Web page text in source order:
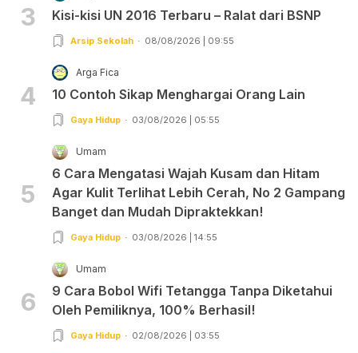
3 Kisi-kisi UN 2016 Terbaru – Ralat dari BSNP
Arsip Sekolah 08/08/2026 | 09:55
4
Arga Fica
10 Contoh Sikap Menghargai Orang Lain
Gaya Hidup 03/08/2026 | 05:55
5
Umam
6 Cara Mengatasi Wajah Kusam dan Hitam
Agar Kulit Terlihat Lebih Cerah, No 2 Gampang
Banget dan Mudah Dipraktekkan!
Gaya Hidup 03/08/2026 | 14:55
6
Umam
9 Cara Bobol Wifi Tetangga Tanpa Diketahui
Oleh Pemiliknya, 100% Berhasil!
Gaya Hidup 02/08/2026 | 03:55